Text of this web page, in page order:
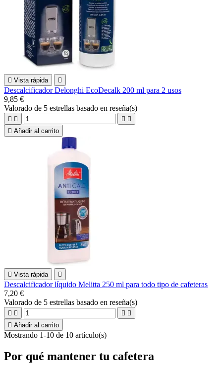
 Vista rápida 
Descalcificador Delonghi EcoDecalk 200 ml para 2 usos
9,85 €
Valorado de 5 estrellas basado en reseña(s)
   
 Añadir al carrito
 Vista rápida 
Descalcificador líquido Melitta 250 ml para todo tipo de cafeteras
7,20 €
Valorado de 5 estrellas basado en reseña(s)
   
 Añadir al carrito
Mostrando 1-10 de 10 artículo(s)
Por qué mantener tu cafetera